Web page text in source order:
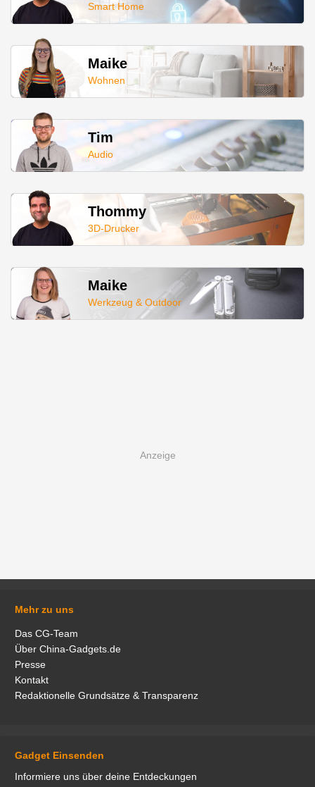
Smart Home
Maike
Wohnen
Tim
Audio
Thommy
3D-Drucker
Maike
Werkzeug & Outdoor
Mehr zu uns
Das CG-Team
Über China-Gadgets.de
Presse
Kontakt
Redaktionelle Grundsätze & Transparenz
Gadget Einsenden
Informiere uns über deine Entdeckungen